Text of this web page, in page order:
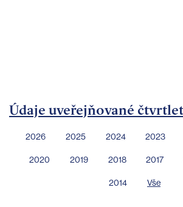
Údaje uveřejňované
2026 2025 2024 2023
2020 2019 2018 2017
2014 Vše